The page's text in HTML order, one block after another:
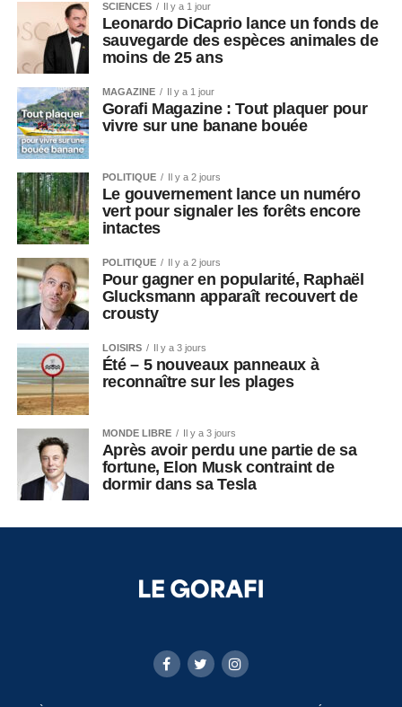
SCIENCES Il y a 1 jour
Leonardo DiCaprio lance un fonds de
sauvegarde des espèces animales de
moins de 25 ans
MAGAZINE Il y a 1 jour
Gorafi Magazine : Tout plaquer pour
vivre sur une banane bouée
POLITIQUE Il y a 2 jours
Le gouvernement lance un numéro
vert pour signaler les forêts encore
intactes
POLITIQUE Il y a 2 jours
Pour gagner en popularité, Raphaël
Glucksmann apparaît recouvert de
crousty
LOISIRS Il y a 3 jours
Été – 5 nouveaux panneaux à
reconnaître sur les plages
MONDE LIBRE Il y a 3 jours
Après avoir perdu une partie de sa
fortune, Elon Musk contraint de
dormir dans sa Tesla